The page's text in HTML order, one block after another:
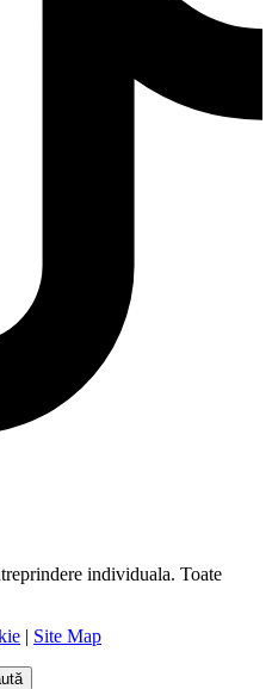
individuala. Toate
| Site Map